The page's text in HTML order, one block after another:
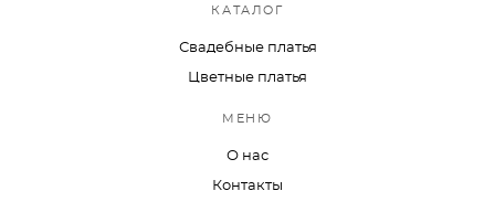
КАТАЛОГ
Свадебные платья
Цветные платья
МЕНЮ
О нас
Контакты